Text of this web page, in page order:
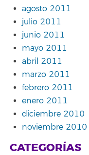
agosto 2011
julio 2011
junio 2011
mayo 2011
abril 2011
marzo 2011
febrero 2011
enero 2011
diciembre 2010
noviembre 2010
CATEGORÍAS